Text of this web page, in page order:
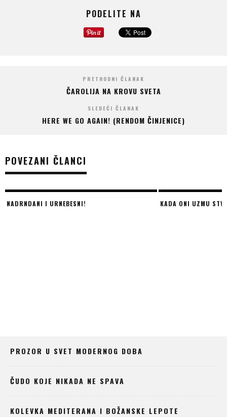
PODELITE NA
PRETHODNI ČLANAK
ČAROLIJA NA KROVU SVETA
SLEDEĆI ČLANAK
HERE WE GO AGAIN! (RENDOM ČINJENICE)
POVEZANI ČLANCI
KADA ONI UZMU STVAR U SVOJE ŠAPE!
PROZOR U SVET MODERNOG DOBA
ČUDO KOJE NIKADA NE SPAVA
KOLEVKA MEDITERANA I BOŽANSKE LEPOTE